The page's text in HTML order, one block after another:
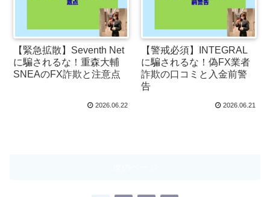
【緊急拡散】Seventh Net
に騙されるな！重森大輔
SNEAのFX詐欺と注意点
2026.06.22
【警戒必須】INTEGRAL
に騙されるな！偽FX業者
詐欺の口コミと入金前警
告
2026.06.21